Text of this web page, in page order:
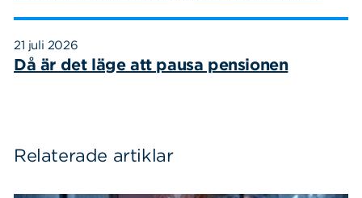
21 juli 2026
Då är det läge att pausa pensionen
Relaterade artiklar